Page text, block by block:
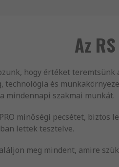
Az
hogy értéket
technológia és
mindennapi szakmai munkát.
minőségi pecsétet,
lettek tesztelve.
meg mindent, amire